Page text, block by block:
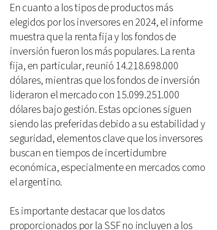
En cuanto a los tipos de productos más
elegidos por los inversores en 2024, el informe
muestra que la renta fija y los fondos de
inversión fueron los más populares. La renta
fija, en particular, reunió 14.218.698.000
dólares, mientras que los fondos de inversión
lideraron el mercado con 15.099.251.000
dólares bajo gestión. Estas opciones siguen
siendo las preferidas debido a su estabilidad y
seguridad, elementos clave que los inversores
buscan en tiempos de incertidumbre
económica, especialmente en mercados como
el argentino.
Es importante destacar que los datos
proporcionados por la SSF no incluyen a los